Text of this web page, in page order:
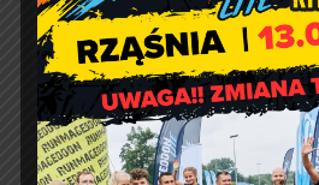
pon.: 9:00 – 17:00
wt. – pt.: 7:30 – 15:30